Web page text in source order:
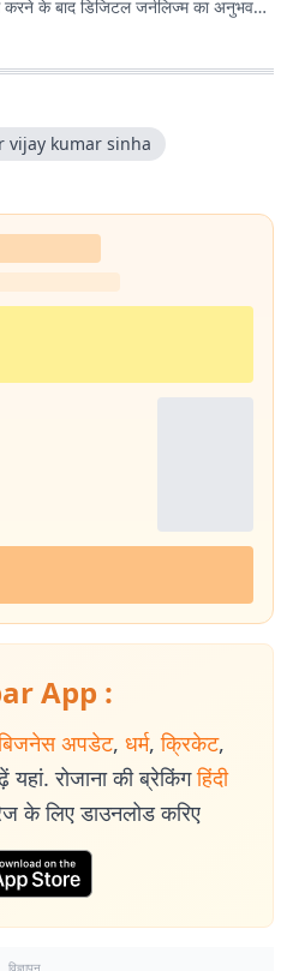
करने के बाद डिजिटल जर्नलिज्म का अनुभव
vijay kumar sinha
App :
अपडेट, धर्म, क्रिकेट,
रोजाना की ब्रेकिंग हिंदी
के लिए डाउनलोड करिए
विज्ञापन